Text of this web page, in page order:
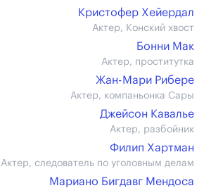
Кристофер Хейердал
Актер, Конский хвост
Бонни Мак
Актер, проститутка
Жан-Мари Рибере
Актер, компаньонка Сары
Джейсон Кавалье
Актер, разбойник
Филип Хартман
Актер, следователь по уголовным делам
Мариано Бигдавг Мендоса